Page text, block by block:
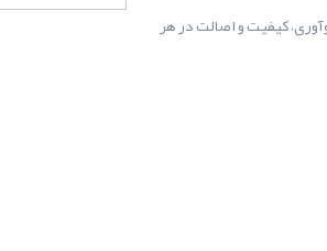
کیفیت و اصالت در هر